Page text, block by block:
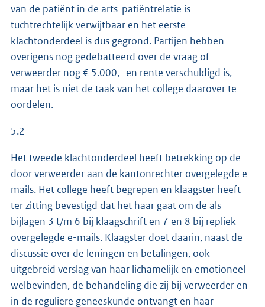
van de patiënt in de arts-patiëntrelatie is
tuchtrechtelijk verwijtbaar en het eerste
klachtonderdeel is dus gegrond. Partijen hebben
overigens nog gedebatteerd over de vraag of
verweerder nog € 5.000,- en rente verschuldigd is,
maar het is niet de taak van het college daarover te
oordelen.
5.2
Het tweede klachtonderdeel heeft betrekking op de
door verweerder aan de kantonrechter overgelegde e-
mails. Het college heeft begrepen en klaagster heeft
ter zitting bevestigd dat het haar gaat om de als
bijlagen 3 t/m 6 bij klaagschrift en 7 en 8 bij repliek
overgelegde e-mails. Klaagster doet daarin, naast de
discussie over de leningen en betalingen, ook
uitgebreid verslag van haar lichamelijk en emotioneel
welbevinden, de behandeling die zij bij verweerder en
in de reguliere geneeskunde ontvangt en haar